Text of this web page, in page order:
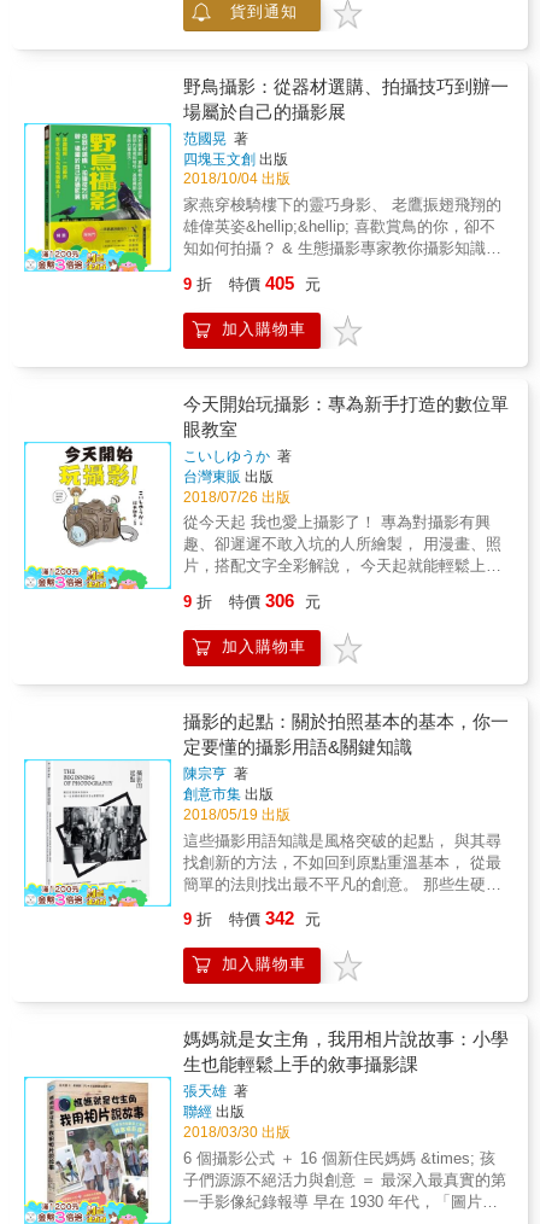
活中捕捉感動人心的經典照。 本書不著墨太多
習，你將學到如何將平凡無奇的物品轉化成美
麗的攝影元素， 你將學到如何隨機應變，利用
周遭環境與光線條件就地取材， 在你眼中普通
的辦公大樓，看起來會是幾何、圖樣、對稱和
映象， 一道普通的陰影，會是讓人物更立體的
線條，創造出神祕氛圍。 本書內容涵蓋三大部
分：場景、姿勢與實踐， 並附有表格，此乃貫
穿所有內容的主軸。 【場景】，教你識別地點
中的幾何圖形和線條， 選擇值得停留的框景和
映像，找到最平衡或獨特的構圖。 【姿勢】，
概念， 適用於所有人物和寫實照，你可依自己
想創造出的感覺去調整。 【實踐】，將書中所
學全連結至一起， 用光線方向、化繁為簡、角
讓你在任何情況下， 都不受設備、地點、人物
及時間限制，拍出具一定品質的照片。 攝影這
門學問就像一匹未經馴服的野馬， 如果你沒有
一套學習系統，沒有耐心和毅力來理解它， 它
就會從你身邊跑走，只留下一團塵土。 但一旦
馴服了它，就能獲得難以想像的收穫， 訓練出
與眾不同的攝影眼，看到其他人視而不見的東
西。 現在，對焦你的觀景窗， 在一方世界裡盡
自我訓練，涵蓋構圖、光線、色彩、人物姿勢
等多方攝影技巧，系統解析難以掌握的攝影美
感，歸納可依循的練習法則。 ◎全書分三大主
軸：場景、姿勢與實踐。以攝影師之念，找出
被拍者的意義場景，捕捉表情與人物關係，將
照片提升至藝術層次。 ◎每堂練習皆附有範例
照片及說明，書末提醒實際操作會碰到的技
術、地點、光線、拍攝、藝術與創意、姿勢與
表情等六大問題，並提供解方。 讀者熱評 ‧我
跟我丈夫認為這世上沒有一個藝術家能真正不
藏私地分享自己的理論和方法&hellip;&hellip;但
這本書做到了，這本書涵蓋的關鍵技巧，好到
我甚至不想推薦，希望把它當成最棒的祕密占
為己有。若你只購買一本創意攝影的書，就是
這本了！ ‧如果你希望自己的5D Mark III有閃燈
補光，或是覺得 Instagram 的濾鏡就是好照片
的一切，那麼你不適合這本書。但若你想成為
真正優秀的攝影師，就購買它並確實練習書中
多書試圖拍出藝術之作都未能如願。直到我找
到這本書，終於有了一種：「啊哈！就是這
個」的感覺。
貨到通知
野鳥攝影：從器材選購、拍攝技巧到辦一
場屬於自己的攝影展
范國晃 著
四塊玉文創 出版
2018/10/04 出版
家燕穿梭騎樓下的靈巧身影、 老鷹振翅飛翔的
雄偉英姿&hellip;&hellip; 喜歡賞鳥的你，卻不
知如何拍攝？ & 生態攝影專家教你攝影知識、
類單眼、單眼相機， 拍出各種野鳥的動態美！
& 本書從生態攝影觀念的倡導，到相機入門、
進階攝影技巧的剖析，並實地觀察與拍攝野
影的樂趣！ & 一手掌握拍鳥技巧，你也可成為
野鳥攝影達人： ◆不可不知的攝影知識與操作
解析類單眼、單眼相機功能與原理、 鏡頭的透
視與特性、基礎構圖、進階拍攝技巧
&hellip;&hellip; & ◆攝影達人不藏私，教你鳥
類攝影秘訣！ 如何捕捉飛行中、覓食與停棲中
的野鳥、 仰拍逆光與順光的調整、最佳操作模
式設定&hellip;&hellip; & ◆追鳥路線‧建立個人
圖鑑‧舉辦攝影展 介紹最佳拍攝野鳥地點，實拍
練習， 打造自己的野鳥圖鑑與攝影展 & ◆實用
各地鳥會聯絡資訊
9 折 特價 405 元
加入購物車
今天開始玩攝影：專為新手打造的數位單
眼教室
こいしゆうか 著
台灣東販 出版
2018/07/26 出版
從今天起 我也愛上攝影了！ 專為對攝影有興
趣、卻遲遲不敢入坑的人所繪製， 用漫畫、照
片，搭配文字全彩解說， 今天起就能輕鬆上手
吃美食， 若有一台相機在手該有多好！ 本書從
經常困擾初學者的「相機選購」開始介紹， 帶
領你打開多采多姿的攝影世界大門。 相機術語
器白癡、還是零拍照品味的人， 都能隨心所欲
拍出美照、和失敗照片說bye bye！ 三大要訣
&times;拍攝小技巧&times;迷你攝影知識 將以
上排列組合就能夠晉升攝影大師！ 一PO上網就
讓朋友直呼很可以、超專業！ 【要訣一】數位
單眼的醍醐味：模糊的背景=景深！ 【要訣
二】氣氛製造大師：明暗中見真章=亮度！
【要訣三】宛如幫照片加上濾鏡：調整色調=白
平衡！ 光是這三點，攝影世界就能無限大！ 從
今天起，帶著相機度過每一天！ 本書特色 ●&&
想要讓背景糊掉、營造景深就是調相機的「F
值」，數字越小背景就越糊；想要幫照片加上
濾鏡，則是調整「白平衡」，不論是想要暖
機操作畫面，一步一步照著做，不再為了找按
鍵位置而手忙腳亂！ ●&& &打造不同情境，方
便讀者依照個人需求找到解答 不論是看到移動
的車陣想拍出都市動作感；或是想隨手拍下街
上華美的燈飾夜景，弄出點點光斑；抑或是IG
最常見的打卡必備美食照，書中都有介紹相應
的拍攝技巧。 ●&& &拍攝技巧皆附有「實際拍
攝照片」 利用Before、After強調出使用技巧
9 折 特價 306 元
加入購物車
攝影的起點：關於拍照基本的基本，你一
定要懂的攝影用語&關鍵知識
陳宗亨 著
創意市集 出版
2018/05/19 出版
這些攝影用語知識是風格突破的起點， 與其尋
找創新的方法，不如回到原點重溫基本， 從最
簡單的法則找出最不平凡的創意。 那些生硬的
你突破自己的基本配備，本書將其重新歸納再
解釋，提供有心學習攝影的讀者，以基礎攝影
用語知識作為根本，往上學習必備的拍照技巧
便是《攝影的起點》的重要金字塔架構。學習
任何事物，基礎的打底都是非常重要的。掌握
基本後，再去了解自己的拍攝需求，並針對自
己做出合適的選擇，不斷地練習再練習，於攝
影風格上尋求擊破點等，這些都是你通往攝影
這條路上會遇見的日常練功風景。
9 折 特價 342 元
加入購物車
媽媽就是女主角，我用相片說故事：小學
生也能輕鬆上手的敘事攝影課
張天雄 著
聯經 出版
2018/03/30 出版
6 個攝影公式 ＋ 16 個新住民媽媽 &times; 孩
子們源源不絕活力與創意 ＝ 最深入最真實的第
一手影像紀錄報導 早在 1930 年代，「圖片故